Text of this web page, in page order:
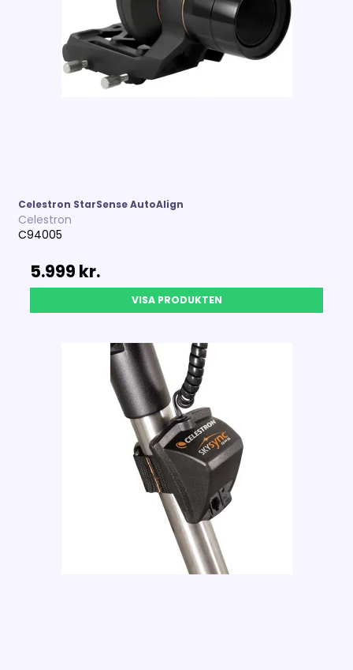
Celestron StarSense AutoAlign
Celestron
C94005
5.999 kr.
VISA PRODUKTEN